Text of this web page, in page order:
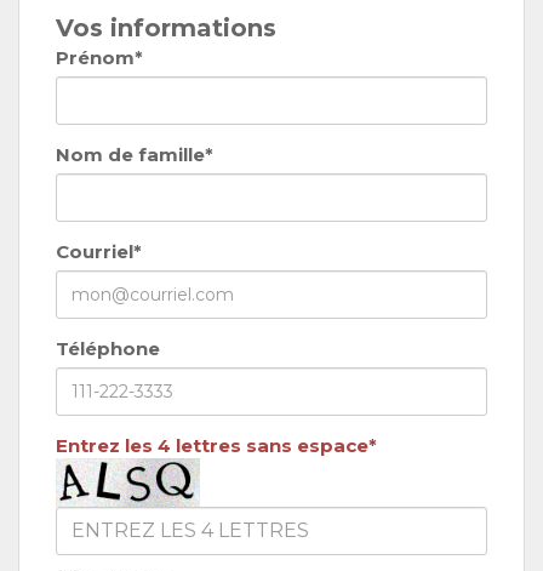
Vos informations
Prénom*
Nom de famille*
Courriel*
Téléphone
Entrez les 4 lettres sans espace*